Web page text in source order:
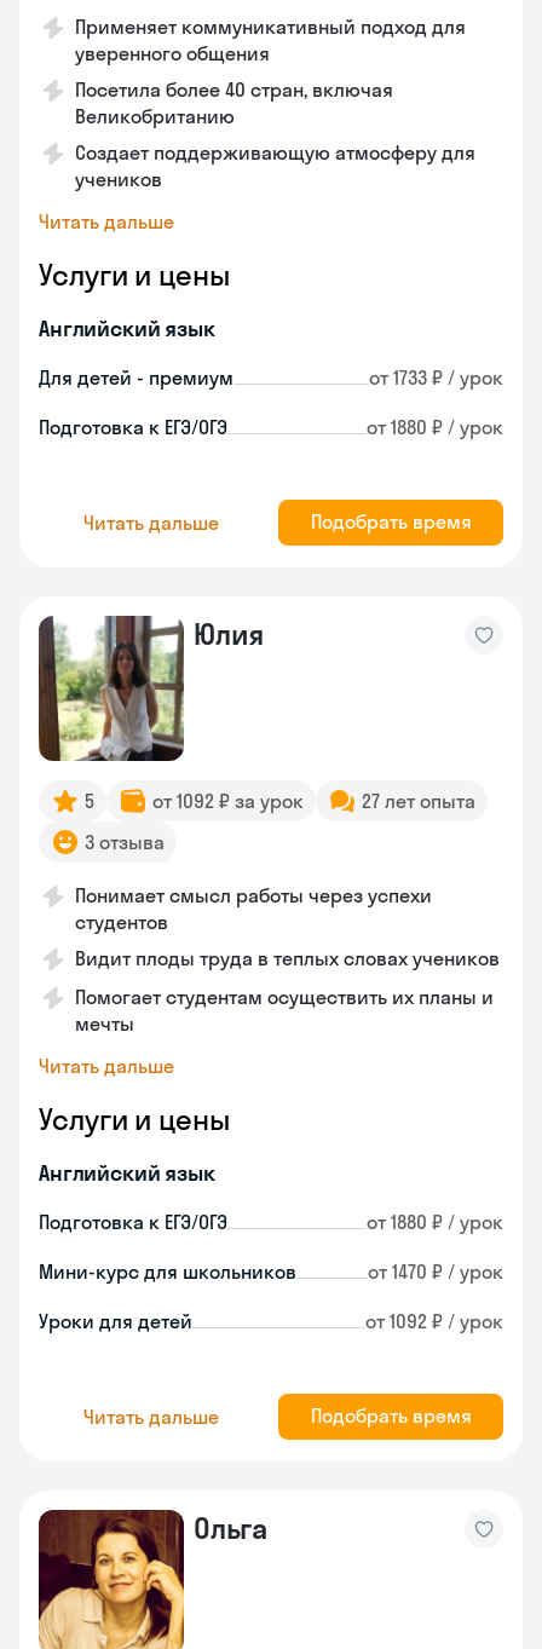
Применяет коммуникативный подход для
уверенного общения
Посетила более 40 стран, включая
Великобританию
Создает поддерживающую атмосферу для
учеников
Читать дальше
Услуги и цены
Английский язык
Для детей - премиум от 1733 ₽ / урок
Подготовка к ЕГЭ/ОГЭ от 1880 ₽ / урок
Читать дальше Подобрать время
Юлия
5 от 1092 ₽ за урок
27 лет опыта
3 отзыва
Понимает смысл работы через успехи
студентов
Видит плоды труда в теплых словах учеников
Помогает студентам осуществить их планы и
мечты
Читать дальше
Услуги и цены
Английский язык
Подготовка к ЕГЭ/ОГЭ от 1880 ₽ / урок
Мини-курс для школьников от 1470 ₽ / урок
Уроки для детей от 1092 ₽ / урок
Читать дальше Подобрать время
Ольга